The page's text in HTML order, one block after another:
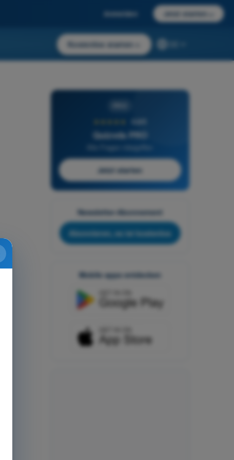
Anmelden Jetzt starten
Kostenlos starten
4,6/5
Quizvds PRO
Alle Fragen inbegriffen
Jetzt starten
Newsletter-Abonnement
Abonnieren, es ist kostenlos
Mobile apps entdecken